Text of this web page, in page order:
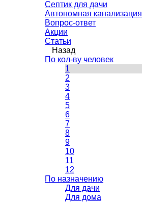
Септик для дачи
Автономная канализация
Вопрос-ответ
Акции
Статьи
Назад
По кол-ву человек
1
2
3
4
5
6
7
8
9
10
11
12
По назначению
Для дачи
Для дома